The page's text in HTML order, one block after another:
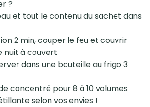
?
et tout le contenu du sachet dans
2 min, couper le feu et couvrir
nuit à couvert
dans une bouteille au frigo 3
concentré pour 8 à 10 volumes
selon vos envies !